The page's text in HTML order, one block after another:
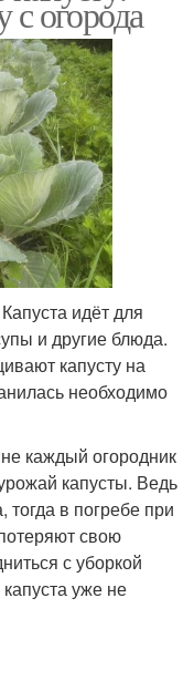
с огорода
идёт для
и другие блюда.
капусту на
необходимо
каждый огородник
капусты. Ведь
тогда в погребе при
свою
с уборкой
уже не